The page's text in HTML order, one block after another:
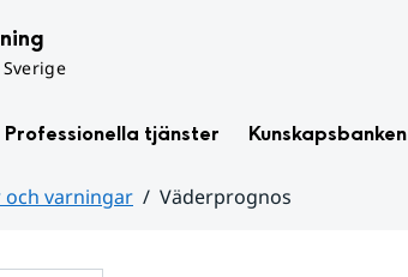
Professionella tjänster Kunskapsbanken
och varningar
Väderprognos
varningar